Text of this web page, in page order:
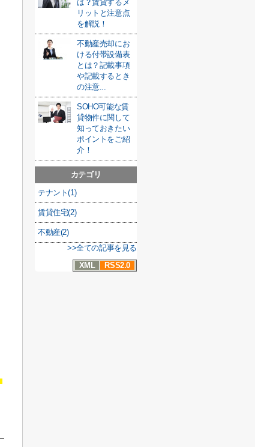
は？賃貸するメ
リットと注意点
を解説！
不動産売却にお
ける付帯設備表
とは？記載事項
や記載するとき
の注意...
SOHO可能な賃
貸物件に関して
知っておきたい
ポイントをご紹
介！
カテゴリ
テナント(1)
賃貸住宅(2)
不動産(2)
>>全ての記事を見る
XML
RSS2.0